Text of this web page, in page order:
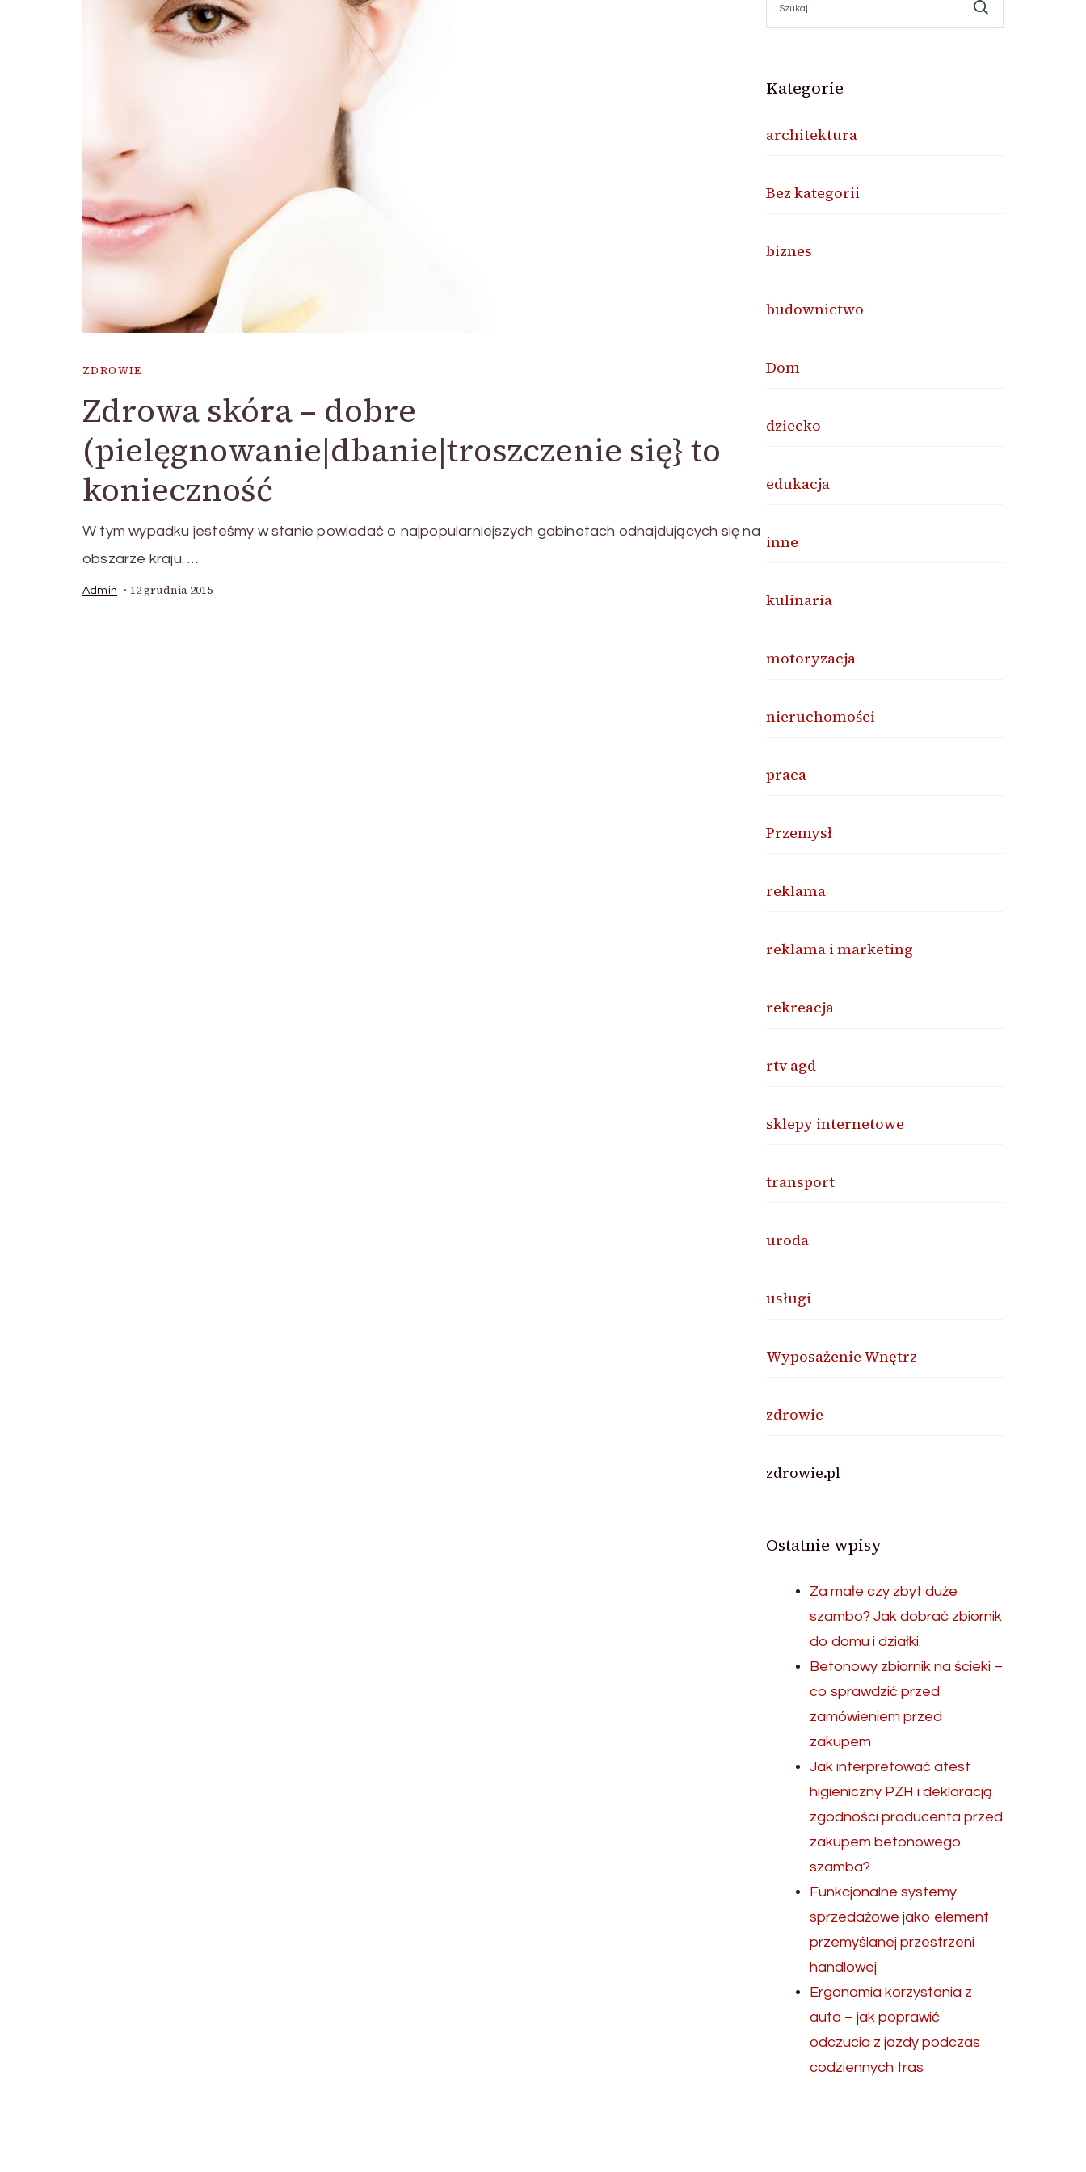
ZDROWIE
Zdrowa skóra – dobre
(pielęgnowanie|dbanie|troszczenie się} to
konieczność
W tym wypadku jesteśmy w stanie powiadać o najpopularniejszych gabinetach odnajdujących się na
obszarze kraju. …
Admin 12 grudnia 2015
Kategorie
architektura
Bez kategorii
biznes
budownictwo
Dom
dziecko
edukacja
inne
kulinaria
motoryzacja
nieruchomości
praca
Przemysł
reklama
reklama i marketing
rekreacja
rtv agd
sklepy internetowe
transport
uroda
usługi
Wyposażenie Wnętrz
zdrowie
zdrowie.pl
Ostatnie wpisy
Za małe czy zbyt duże
szambo? Jak dobrać zbiornik
do domu i działki.
Betonowy zbiornik na ścieki –
co sprawdzić przed
zamówieniem przed
zakupem
Jak interpretować atest
higieniczny PZH i deklaracją
zgodności producenta przed
zakupem betonowego
szamba?
Funkcjonalne systemy
sprzedażowe jako element
przemyślanej przestrzeni
handlowej
Ergonomia korzystania z
auta – jak poprawić
odczucia z jazdy podczas
codziennych tras